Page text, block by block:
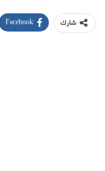
شارك Facebook